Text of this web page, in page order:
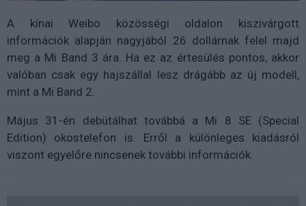
A kínai Weibo közösségi oldalon kiszivárgott
információk alapján nagyjából 26 dollárnak felel majd
meg a Mi Band 3 ára. Ha ez az értesülés pontos, akkor
valóban csak egy hajszállal lesz drágább az új modell,
mint a Mi Band 2.
Május 31-én debütálhat továbbá a Mi 8 SE (Special
Edition) okostelefon is. Erről a különleges kiadásról
viszont egyelőre nincsenek további információk.